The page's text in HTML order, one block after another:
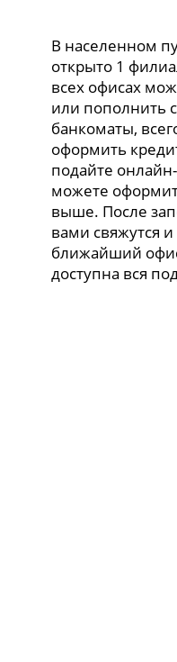
В населенном
открыто 1
всех офисах
или пополнить
банкоматы,
оформить
подайте
можете
выше. После
вами свяжутся
ближайший
доступна вся